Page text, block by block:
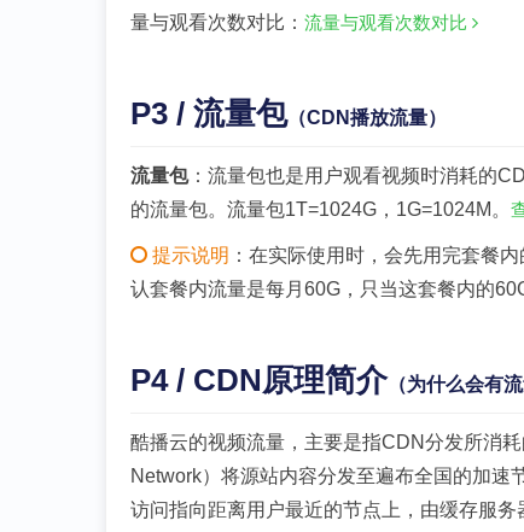
量与观看次数对比： 流量与观看次数对比
P3 / 流量包（CDN播放流量）
流量包：流量包也是用户观看视频时消耗的
的流量包。流量包1T=1024G，1G=1024M。
提示说明 ：在实际使用时，会先用完套餐
认套餐内流量是每月60G，只当这套餐内的
P4 / CDN原理简介（为什么会有流
酷播云的视频流量，主要是指CDN分发所消
Network）将源站内容分发至遍布全国的加速
访问指向距离用户最近的节点上，由缓存服